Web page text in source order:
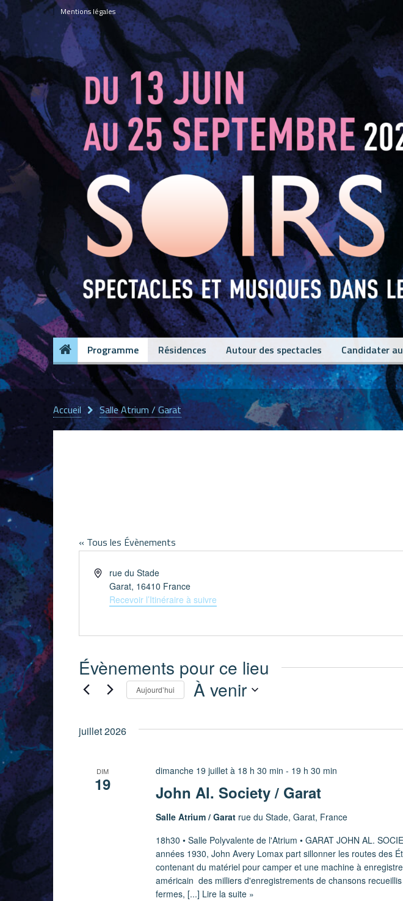
Mentions légales
Programme Résidences Autour des spectacles Candidater
Accueil Salle Atrium / Garat
« Tous les Évènements
Adresserue du Stade
Garat, 16410 France
Recevoir l’Itinéraire à suivre
Évènements pour ce lieu
Aujourd’hui À venir
juillet 2026
DIM
19 John Al. Society / Garat
dimanche 19 juillet à 18 h 30 min - 19 h 30 min
Salle Atrium / Garat rue du Stade, Garat, France
18h30 • Salle Polyvalente de l'Atrium • GARAT JOHN AL.
années 1930, John Avery Lomax part sillonner les routes des
contenant du matériel pour camper et une machine à
américain des milliers d'enregistrements de chansons
fermes, [...] Lire la suite »
Panneau de gestion des cookies